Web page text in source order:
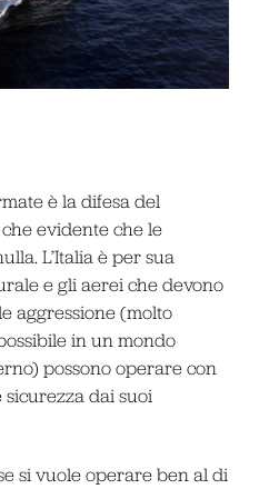
è la difesa del
evidente che le
L’Italia è per sua
e gli aerei che devono
aggressione (molto
in un mondo
possono operare con
dai suoi
si vuole operare ben al di